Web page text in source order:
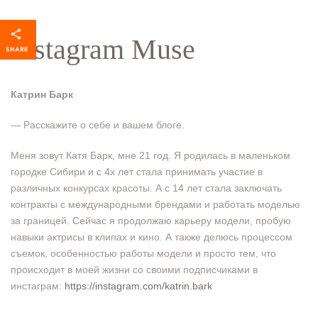
Instagram Muse
Катрин Барк
— Расскажите о себе и вашем блоге.
Меня зовут Катя Барк, мне 21 год. Я родилась в маленьком
городке Сибири и с 4х лет стала принимать участие в
различных конкурсах красоты. А с 14 лет стала заключать
контракты с международными брендами и работать моделью
за границей. Сейчас я продолжаю карьеру модели, пробую
навыки актрисы в клипах и кино. А также делюсь процессом
съемок, особенностью работы модели и просто тем, что
происходит в моей жизни со своими подписчиками в
инстаграм: https://instagram.com/katrin.bark